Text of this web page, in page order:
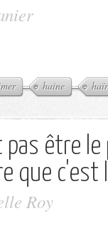
haine haïr
pas être
que c'est
Roy